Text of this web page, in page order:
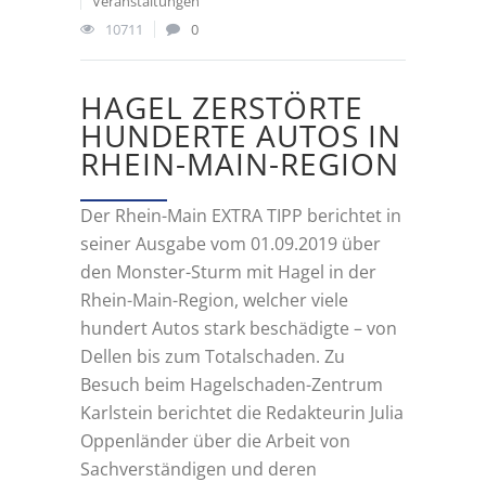
10711
0
HAGEL ZERSTÖRTE
HUNDERTE AUTOS IN
RHEIN-MAIN-REGION
Der Rhein-Main EXTRA TIPP berichtet in
seiner Ausgabe vom 01.09.2019 über
den Monster-Sturm mit Hagel in der
Rhein-Main-Region, welcher viele
hundert Autos stark beschädigte – von
Dellen bis zum Totalschaden. Zu
Besuch beim Hagelschaden-Zentrum
Karlstein berichtet die Redakteurin Julia
Oppenländer über die Arbeit von
Sachverständigen und deren